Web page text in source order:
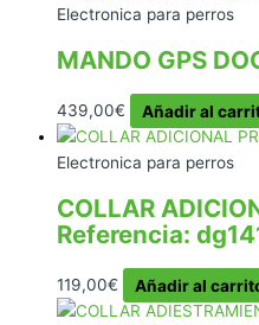
Electronica para perros
MANDO GPS
439,00€ Añadir al
Electronica para perros
COLLAR
Referencia:
119,00€ Añadir al